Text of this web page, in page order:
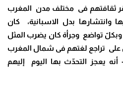
ثقافتهم فى مختلف مدن المغرب
وانتشارها بدل الاسبانية، كان
تواضع وجرأة كان يضرب المثل
على تراجع لغتهم فى شمال المغرب
يعجز التحدّث بها اليوم إليهم